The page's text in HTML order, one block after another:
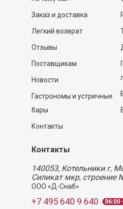
Заказ и доставка
Легкий возврат
Отзывы
Поставщикам
Новости
Гастрономы и устричные
бары
Контакты
Контакты
140053, Котельники г,
Силикат мкр,
ООО «Д-Снаб»
+7 495 640 9 640 06:00